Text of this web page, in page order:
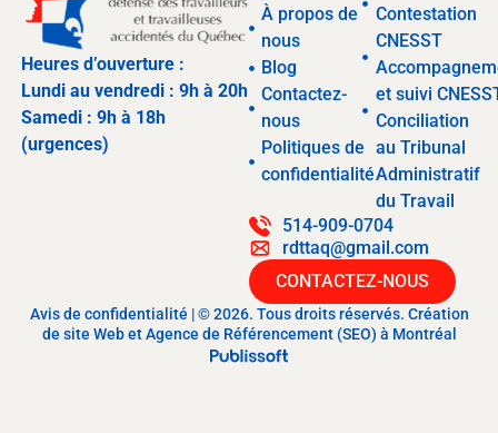
Heures d’ouverture :
Lundi au vendredi : 9h à 20h
Samedi : 9h à 18h
(urgences)
À propos de
nous
Blog
Contactez-
nous
Politiques de
confidentialité
Contestation
CNESST
et suivi
Conciliation
au Tribunal
Administratif
du Travail
514-909-0704
rdttaq@gmail.com
CONTACTEZ-NOUS
Avis de confidentialité | © 2026. Tous droits réservés. Création
de site Web et Agence de Référencement (SEO) à Montréal